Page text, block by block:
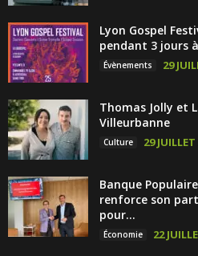
Lyon Gospel
pendant 3 jours
Évènements 29
Thomas Jolly et
Villeurbanne
Culture 29
Banque
renforce son
pour...
Économie 22